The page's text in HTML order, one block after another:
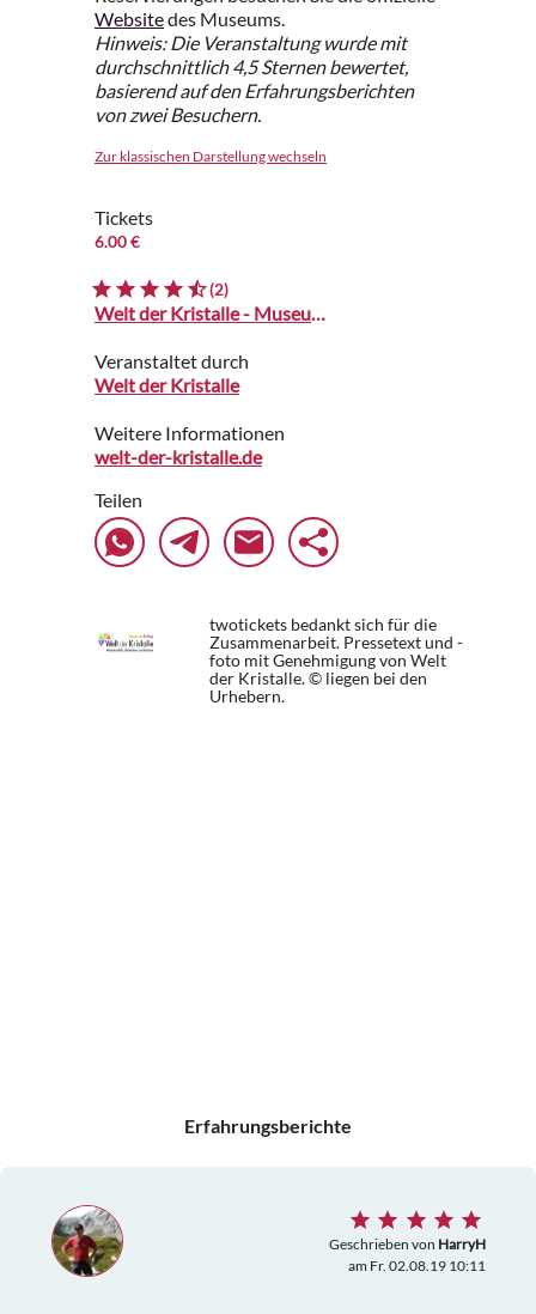
Websitedes Museums.
Hinweis: Die Veranstaltung wurde mit
durchschnittlich 4,5 Sternen bewertet,
basierend auf den Erfahrungsberichten
von zwei Besuchern.
Zur klassischen Darstellung wechseln
Tickets
6.00 €
(2)
Welt der Kristalle - Museum & Shop
Veranstaltet durch
Welt der Kristalle
Weitere Informationen
welt-der-kristalle.de
Teilen
twotickets bedankt sich für die
Zusammenarbeit. Pressetext und -
foto mit Genehmigung von Welt
der Kristalle. © liegen bei den
Urhebern.
Erfahrungsberichte
Geschrieben von HarryH
am Fr. 02.08.19 10:11